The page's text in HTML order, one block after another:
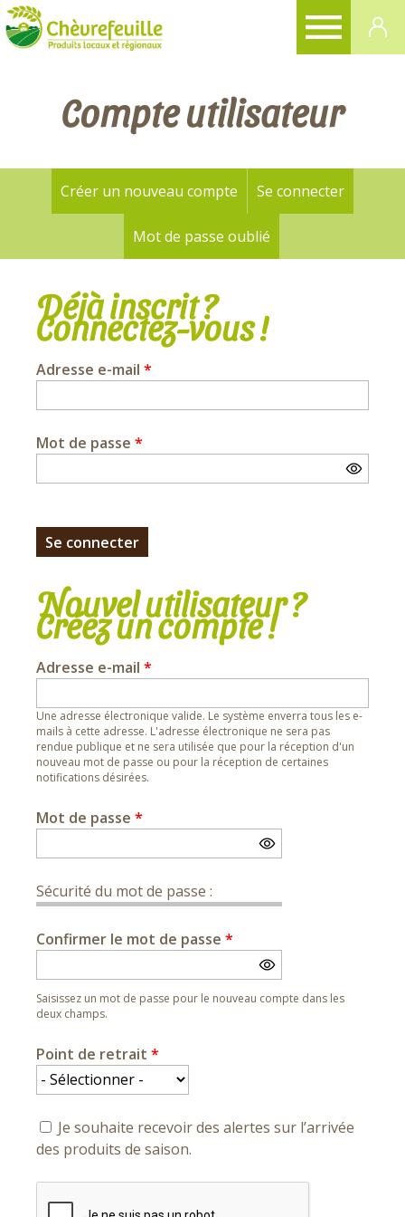
Compte utilisateur
Onglets
principaux
Créer un nouveau compte Se connecter(onglet
Mot de passe oublié
Déjà inscrit ?
Connectez-vous !
Adresse e-mail *
Mot de passe *
Nouvel utilisateur ?
Créez un compte !
Adresse e-mail *
Une adresse électronique valide. Le système enverra tous les e-
mails à cette adresse. L'adresse électronique ne sera pas
rendue publique et ne sera utilisée que pour la réception d'un
nouveau mot de passe ou pour la réception de certaines
notifications désirées.
Mot de passe *
Sécurité du mot de passe :
Confirmer le mot de passe *
Saisissez un mot de passe pour le nouveau compte dans les
deux champs.
Point de retrait *
Je souhaite recevoir des alertes sur l’arrivée
des produits de saison.